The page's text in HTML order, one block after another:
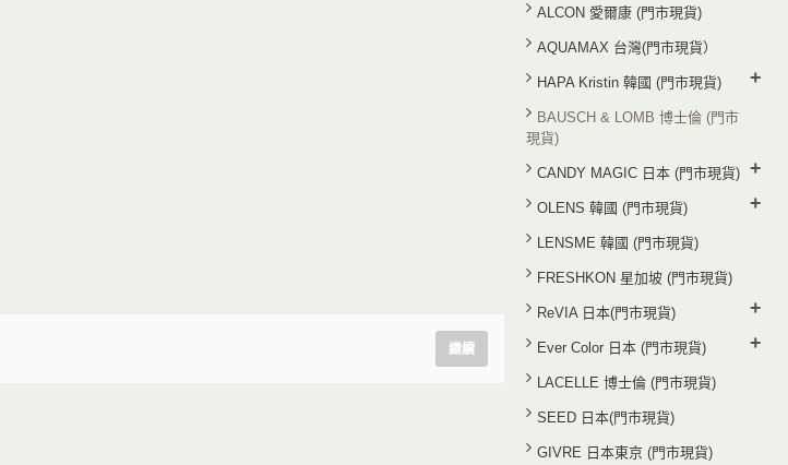
ALCON 愛爾康 (門市現貨)
AQUAMAX 台灣(門市現貨）
HAPA Kristin 韓國 (門市現貨) +
BAUSCH & LOMB 博士倫 (門市
現貨)
CANDY MAGIC 日本 (門市現貨) +
OLENS 韓國 (門市現貨) +
LENSME 韓國 (門市現貨)
FRESHKON 星加坡 (門市現貨)
ReVIA 日本(門市現貨) +
Ever Color 日本 (門市現貨) +
LACELLE 博士倫 (門市現貨)
SEED 日本(門市現貨)
GIVRE 日本東京 (門市現貨)
繼續